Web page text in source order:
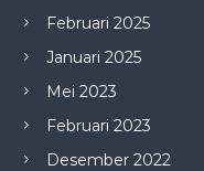
Februari 2025
Januari 2025
Mei 2023
Februari 2023
Desember 2022